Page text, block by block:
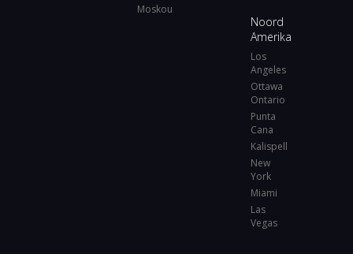
Moskou
Noord
Amerika
Los
Angeles
Ottawa
Ontario
Punta
Cana
Kalispell
New
York
Miami
Las
Vegas